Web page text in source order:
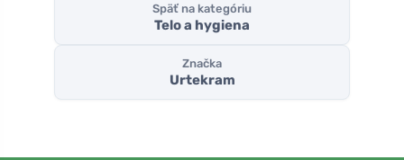
Späť na kategóriu
Telo a hygiena
Značka
Urtekram